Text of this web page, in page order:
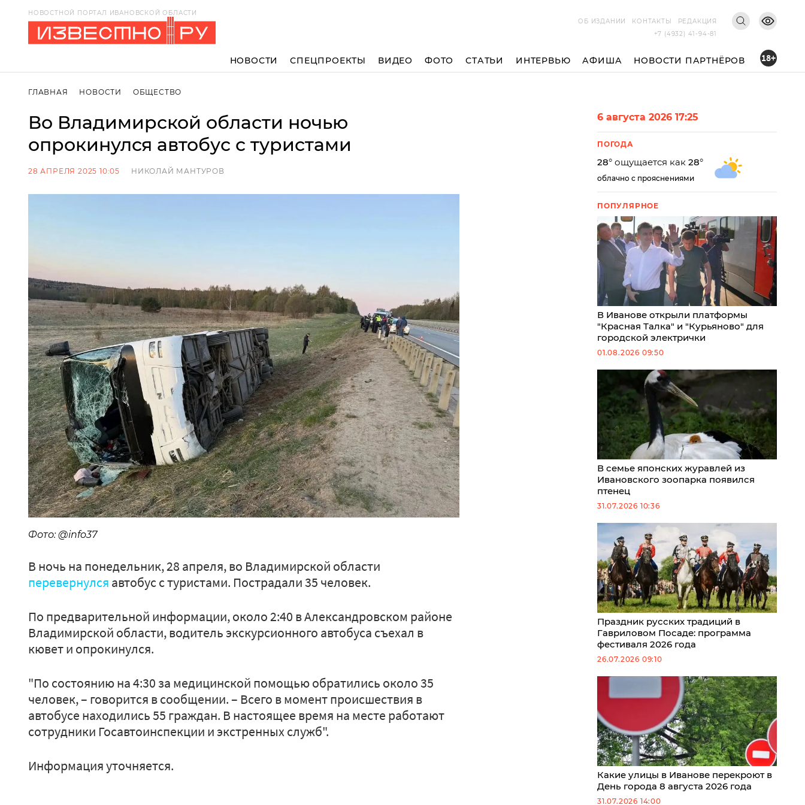
НОВОСТНОЙ ПОРТАЛ ИВАНОВСКОЙ ОБЛАСТИ
ОБ ИЗДАНИИ
КОНТАКТЫ
РЕДАКЦИЯ
+7 (4932) 41-94-81
НОВОСТИ СПЕЦПРОЕКТЫ ВИДЕО ФОТО СТАТЬИ ИНТЕРВЬЮ АФИША НОВОСТИ ПАРТНЁРОВ 18+
ГЛАВНАЯ НОВОСТИ ОБЩЕСТВО
Во Владимирской области ночью
опрокинулся автобус с туристами
28 АПРЕЛЯ 2025 10:05 НИКОЛАЙ МАНТУРОВ
Фото: @info37
В ночь на понедельник, 28 апреля, во Владимирской области
перевернулся автобус с туристами. Пострадали 35 человек.
По предварительной информации, около 2:40 в Александровском районе
Владимирской области, водитель экскурсионного автобуса съехал в
кювет и опрокинулся.
"По состоянию на 4:30 за медицинской помощью обратились около 35
человек, – говорится в сообщении. – Всего в момент происшествия в
автобусе находились 55 граждан. В настоящее время на месте работают
сотрудники Госавтоинспекции и экстренных служб".
Информация уточняется.
6 августа 2026 17:25
ПОГОДА
28° ощущается как 28°
облачно с прояснениями
ПОПУЛЯРНОЕ
В Иванове открыли платформы
"Красная Талка" и "Курьяново" для
городской электрички
01.08.2026 09:50
В семье японских журавлей из
Ивановского зоопарка появился
птенец
31.07.2026 10:36
Праздник русских традиций в
Гавриловом Посаде: программа
фестиваля 2026 года
26.07.2026 09:10
Какие улицы в Иванове перекроют в
День города 8 августа 2026 года
31.07.2026 14:00